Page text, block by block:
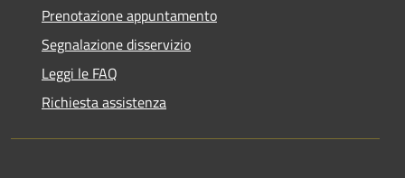
Prenotazione appuntamento
Segnalazione disservizio
Leggi le FAQ
Richiesta assistenza